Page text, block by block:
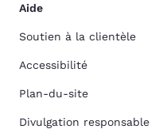
Aide
Soutien à la clientèle
Accessibilité
Plan-du-site
Divulgation responsable